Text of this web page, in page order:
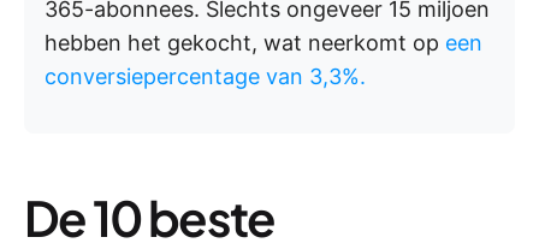
365-abonnees. Slechts ongeveer 15 miljoen
hebben het gekocht, wat neerkomt op een
conversiepercentage van 3,3%.
De 10 beste